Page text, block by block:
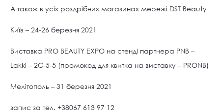
А також в усіх роздрібних магазинах мережі DST Beauty
Київ – 24-26 березня 2021
Виставка PRO BEAUTY EXPO на стенді партнера PNB –
Lakki – 2C-5-5 (промокод для квитка на виставку – PRONB)
Мелітополь – 31 березня 2021
запис за тел. +38067 613 97 12